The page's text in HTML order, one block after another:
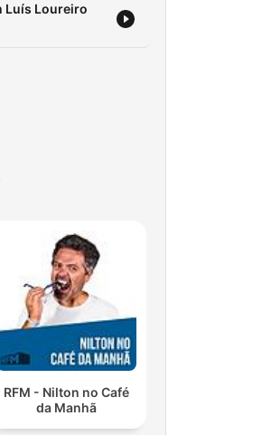
Luís Loureiro
RFM - Nilton no Café
da Manhã